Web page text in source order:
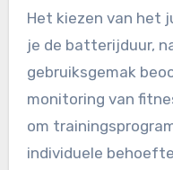
Het kiezen van het
je de batterijduur,
gebruiksgemak
monitoring van
om
individuele